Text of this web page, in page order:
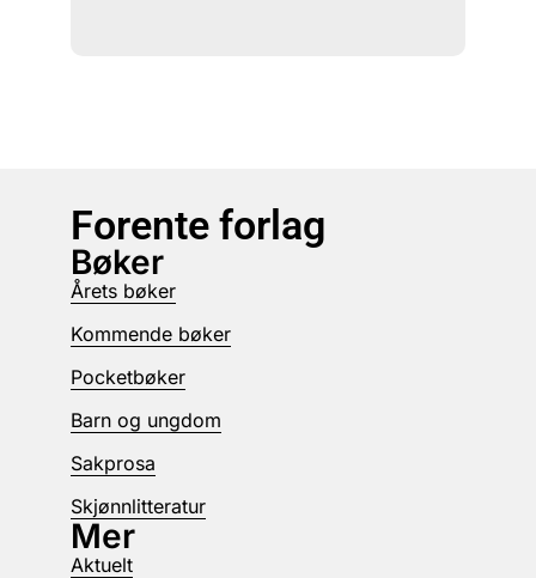
Forente forlag
Bøker
Årets bøker
Kommende bøker
Pocketbøker
Barn og ungdom
Sakprosa
Skjønnlitteratur
Mer
Aktuelt